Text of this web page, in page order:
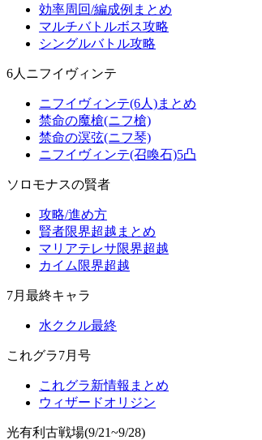
効率周回/編成例まとめ
マルチバトルボス攻略
シングルバトル攻略
6人ニフイヴィンテ
ニフイヴィンテ(6人)まとめ
禁命の魔槍(ニフ槍)
禁命の溟弦(ニフ琴)
ニフイヴィンテ(召喚石)5凸
ソロモナスの賢者
攻略/進め方
賢者限界超越まとめ
マリアテレサ限界超越
カイム限界超越
7月最終キャラ
水ククル最終
これグラ7月号
これグラ新情報まとめ
ウィザードオリジン
光有利古戦場(9/21~9/28)